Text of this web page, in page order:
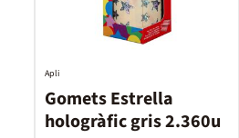
Gomets Estrella
hologràfic gris 2.360u
Apli